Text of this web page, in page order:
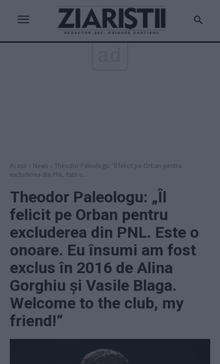
Acasă News
Theodor Paleologu: "Îl felicit pe Orban pentru
excluderea din PNL. Este o...
Theodor Paleologu: „Îl
felicit pe Orban pentru
excluderea din PNL. Este o
onoare. Eu însumi am fost
exclus în 2016 de Alina
Gorghiu și Vasile Blaga.
Welcome to the club, my
friend!“